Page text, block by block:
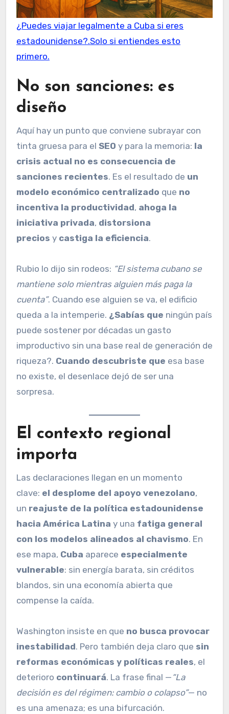
¿Puedes viajar legalmente a Cuba si eres
estadounidense?.Solo si entiendes esto
primero.
No son sanciones: es
diseño
Aquí hay un punto que conviene subrayar con
tinta gruesa para el SEO y para la memoria: la
crisis actual no es consecuencia de
sanciones recientes. Es el resultado de un
modelo económico centralizado que no
incentiva la productividad, ahoga la
iniciativa privada, distorsiona
precios y castiga la eficiencia.
Rubio lo dijo sin rodeos: “El sistema cubano se
mantiene solo mientras alguien más paga la
cuenta”. Cuando ese alguien se va, el edificio
queda a la intemperie. ¿Sabías que ningún país
puede sostener por décadas un gasto
improductivo sin una base real de generación de
riqueza?. Cuando descubriste que esa base
no existe, el desenlace dejó de ser una
sorpresa.
El contexto regional
importa
Las declaraciones llegan en un momento
clave: el desplome del apoyo venezolano,
un reajuste de la política estadounidense
hacia América Latina y una fatiga general
con los modelos alineados al chavismo. En
ese mapa, Cuba aparece especialmente
vulnerable: sin energía barata, sin créditos
blandos, sin una economía abierta que
compense la caída.
Washington insiste en que no busca provocar
inestabilidad. Pero también deja claro que sin
reformas económicas y políticas reales, el
deterioro continuará. La frase final — “La
decisión es del régimen: cambio o colapso”— no
es una amenaza; es una bifurcación.